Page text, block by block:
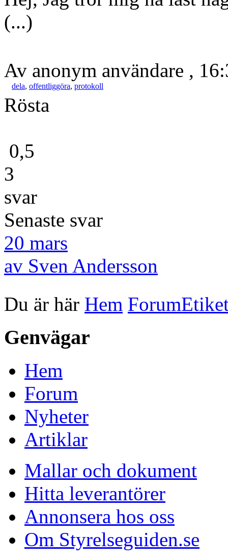
(...)
Av anonym användare ,
dela, offentliggöra, protokoll
Rösta
0,5
3
svar
Senaste svar
20 mars
av Sven Andersson
Du är här Hem Forum
Genvägar
Hem
Forum
Nyheter
Artiklar
Mallar och dokument
Hitta leverantörer
Annonsera hos oss
Om Styrelseguiden.se